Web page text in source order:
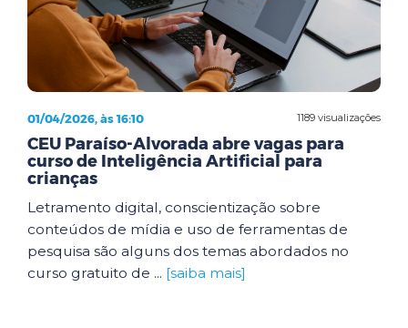
1189 visualizações
01/04/2026, às 16:10
CEU Paraíso-Alvorada abre vagas para
curso de Inteligência Artificial para
crianças
Letramento digital, conscientização sobre
conteúdos de mídia e uso de ferramentas de
pesquisa são alguns dos temas abordados no
curso gratuito de ... [saiba mais]